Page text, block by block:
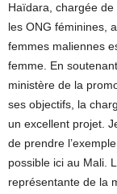
Haïdara, chargée
les ONG féminines,
femmes maliennes
femme. En
ministère de la
ses objectifs, la
un excellent projet.
de prendre
possible ici au Mali.
représentante de la